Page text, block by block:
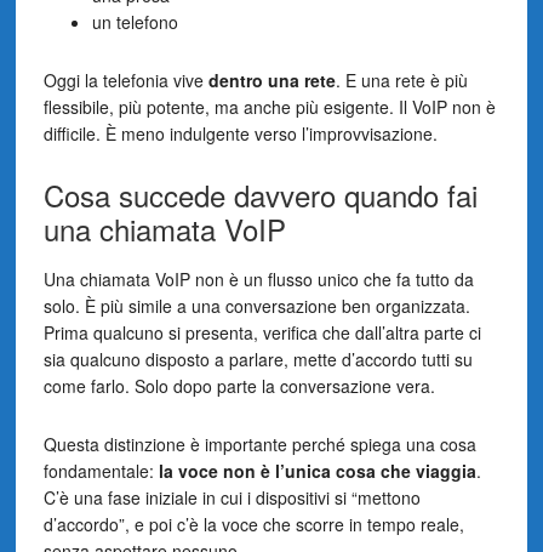
un telefono
Oggi la telefonia vive dentro una rete. E una rete è più
flessibile, più potente, ma anche più esigente. Il VoIP non è
difficile. È meno indulgente verso l’improvvisazione.
Cosa succede davvero quando fai
una chiamata VoIP
Una chiamata VoIP non è un flusso unico che fa tutto da
solo. È più simile a una conversazione ben organizzata.
Prima qualcuno si presenta, verifica che dall’altra parte ci
sia qualcuno disposto a parlare, mette d’accordo tutti su
come farlo. Solo dopo parte la conversazione vera.
Questa distinzione è importante perché spiega una cosa
fondamentale: la voce non è l’unica cosa che viaggia.
C’è una fase iniziale in cui i dispositivi si “mettono
d’accordo”, e poi c’è la voce che scorre in tempo reale,